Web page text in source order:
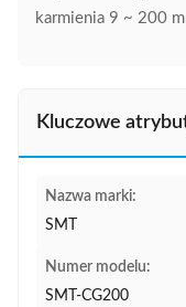
karmienia 9 ~ 200
Kluczowe
Nazwa marki:
SMT
Numer modelu:
SMT-CG200